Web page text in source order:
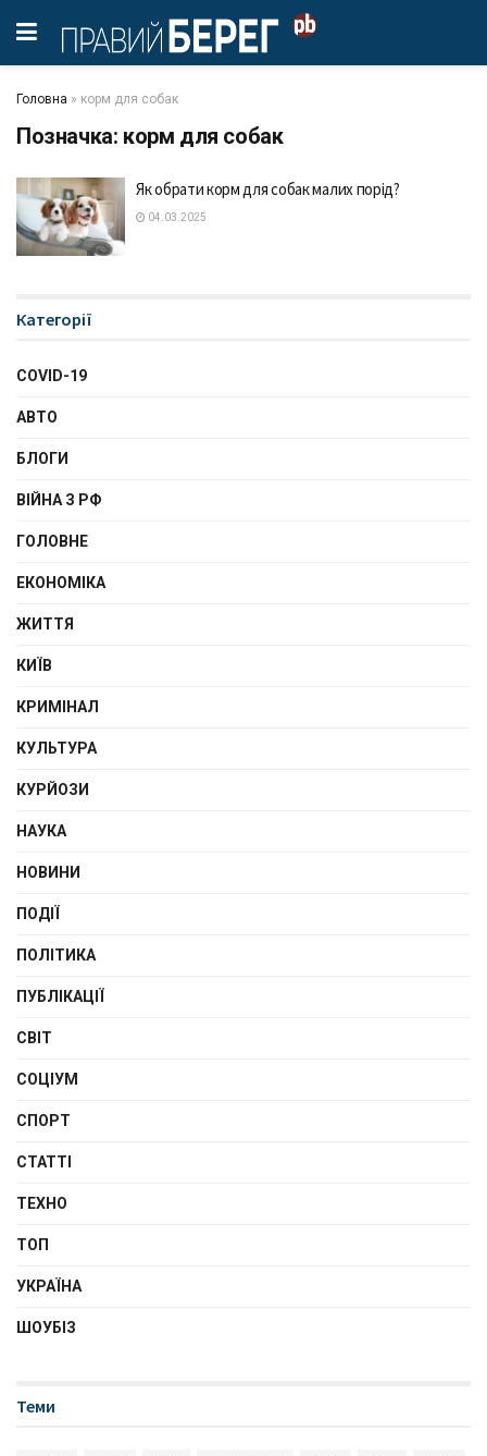
Головна » корм для собак
Позначка: корм для собак
Як обрати корм для собак малих порід?
04.03.2025
Категорії
COVID-19
АВТО
БЛОГИ
ВІЙНА З РФ
ГОЛОВНЕ
ЕКОНОМІКА
ЖИТТЯ
КИЇВ
КРИМІНАЛ
КУЛЬТУРА
КУРЙОЗИ
НАУКА
НОВИНИ
ПОДІЇ
ПОЛІТИКА
ПУБЛІКАЦІЇ
СВІТ
СОЦІУМ
СПОРТ
СТАТТІ
ТЕХНО
ТОП
УКРАЇНА
ШОУБІЗ
Теми